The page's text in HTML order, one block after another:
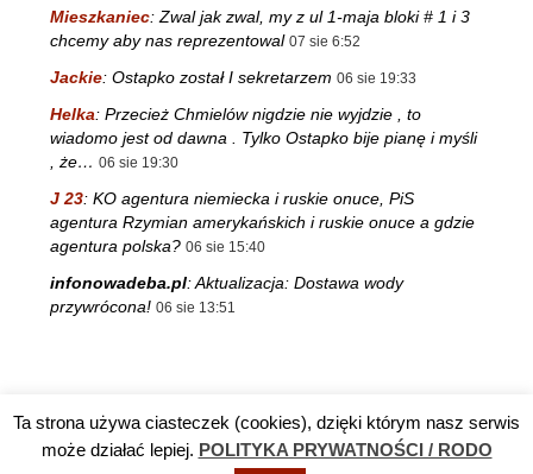
Mieszkaniec:Zwal jak zwal, my z ul 1-maja bloki # 1 i 3
chcemy aby nas reprezentowal 07 sie 6:52
Jackie: Ostapko został I sekretarzem 06 sie 19:33
Helka: Przecież Chmielów nigdzie nie wyjdzie , to
wiadomo jest od dawna . Tylko Ostapko bije pianę i myśli
, że… 06 sie 19:30
J 23: KO agentura niemiecka i ruskie onuce, PiS
agentura Rzymian amerykańskich i ruskie onuce a gdzie
agentura polska? 06 sie 15:40
infonowadeba.pl:Aktualizacja: Dostawa wody
przywrócona! 06 sie 13:51
Reklama TV DĘBA Polityka prywatności / RODO Kontakt
Ta strona używa ciasteczek (cookies), dzięki którym nasz serwis
może działać lepiej. POLITYKA PRYWATNOŚCI / RODO